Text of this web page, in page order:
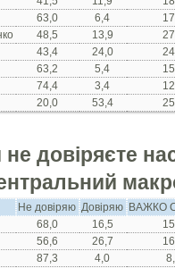
63,0 6,4
48,5 13,9
43,4 24,0
63,2 5,4
74,4 3,4
20,0 53,4
довіряєте
Не довіряю Довіряю ВАЖКО
68,0 16,5
56,6 26,7
87,3 4,0